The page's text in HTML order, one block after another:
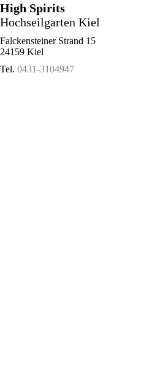
High Spirits
Hochseilgarten Kiel
Falckensteiner Strand 15
24159 Kiel
Tel. 0431-3104947